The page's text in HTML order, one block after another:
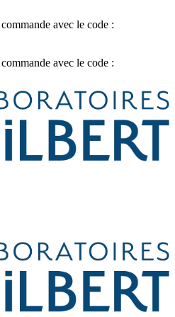
avec le code :
avec le code :